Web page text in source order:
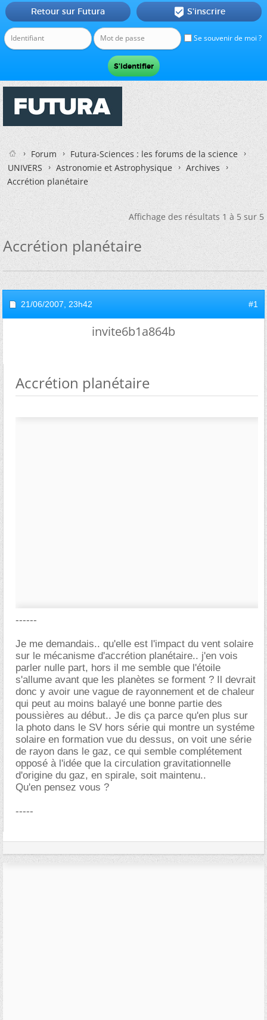
Se souvenir de moi ?
Retour sur Futura  S'inscrire
Forum
Futura-Sciences : les forums de la science
UNIVERS
Astronomie et Astrophysique
Archives
Accrétion planétaire
Affichage des résultats 1 à 5 sur 5
Accrétion planétaire
21/06/2007, 23h42 #1
invite6b1a864b
Accrétion planétaire
------
Je me demandais.. qu'elle est l'impact du vent solaire
sur le mécanisme d'accrétion planétaire.. j'en vois
parler nulle part, hors il me semble que l'étoile
s'allume avant que les planètes se forment ? Il devrait
donc y avoir une vague de rayonnement et de chaleur
qui peut au moins balayé une bonne partie des
poussières au début.. Je dis ça parce qu'en plus sur
la photo dans le SV hors série qui montre un systéme
solaire en formation vue du dessus, on voit une série
de rayon dans le gaz, ce qui semble complétement
opposé à l'idée que la circulation gravitationnelle
d'origine du gaz, en spirale, soit maintenu..
Qu'en pensez vous ?
-----